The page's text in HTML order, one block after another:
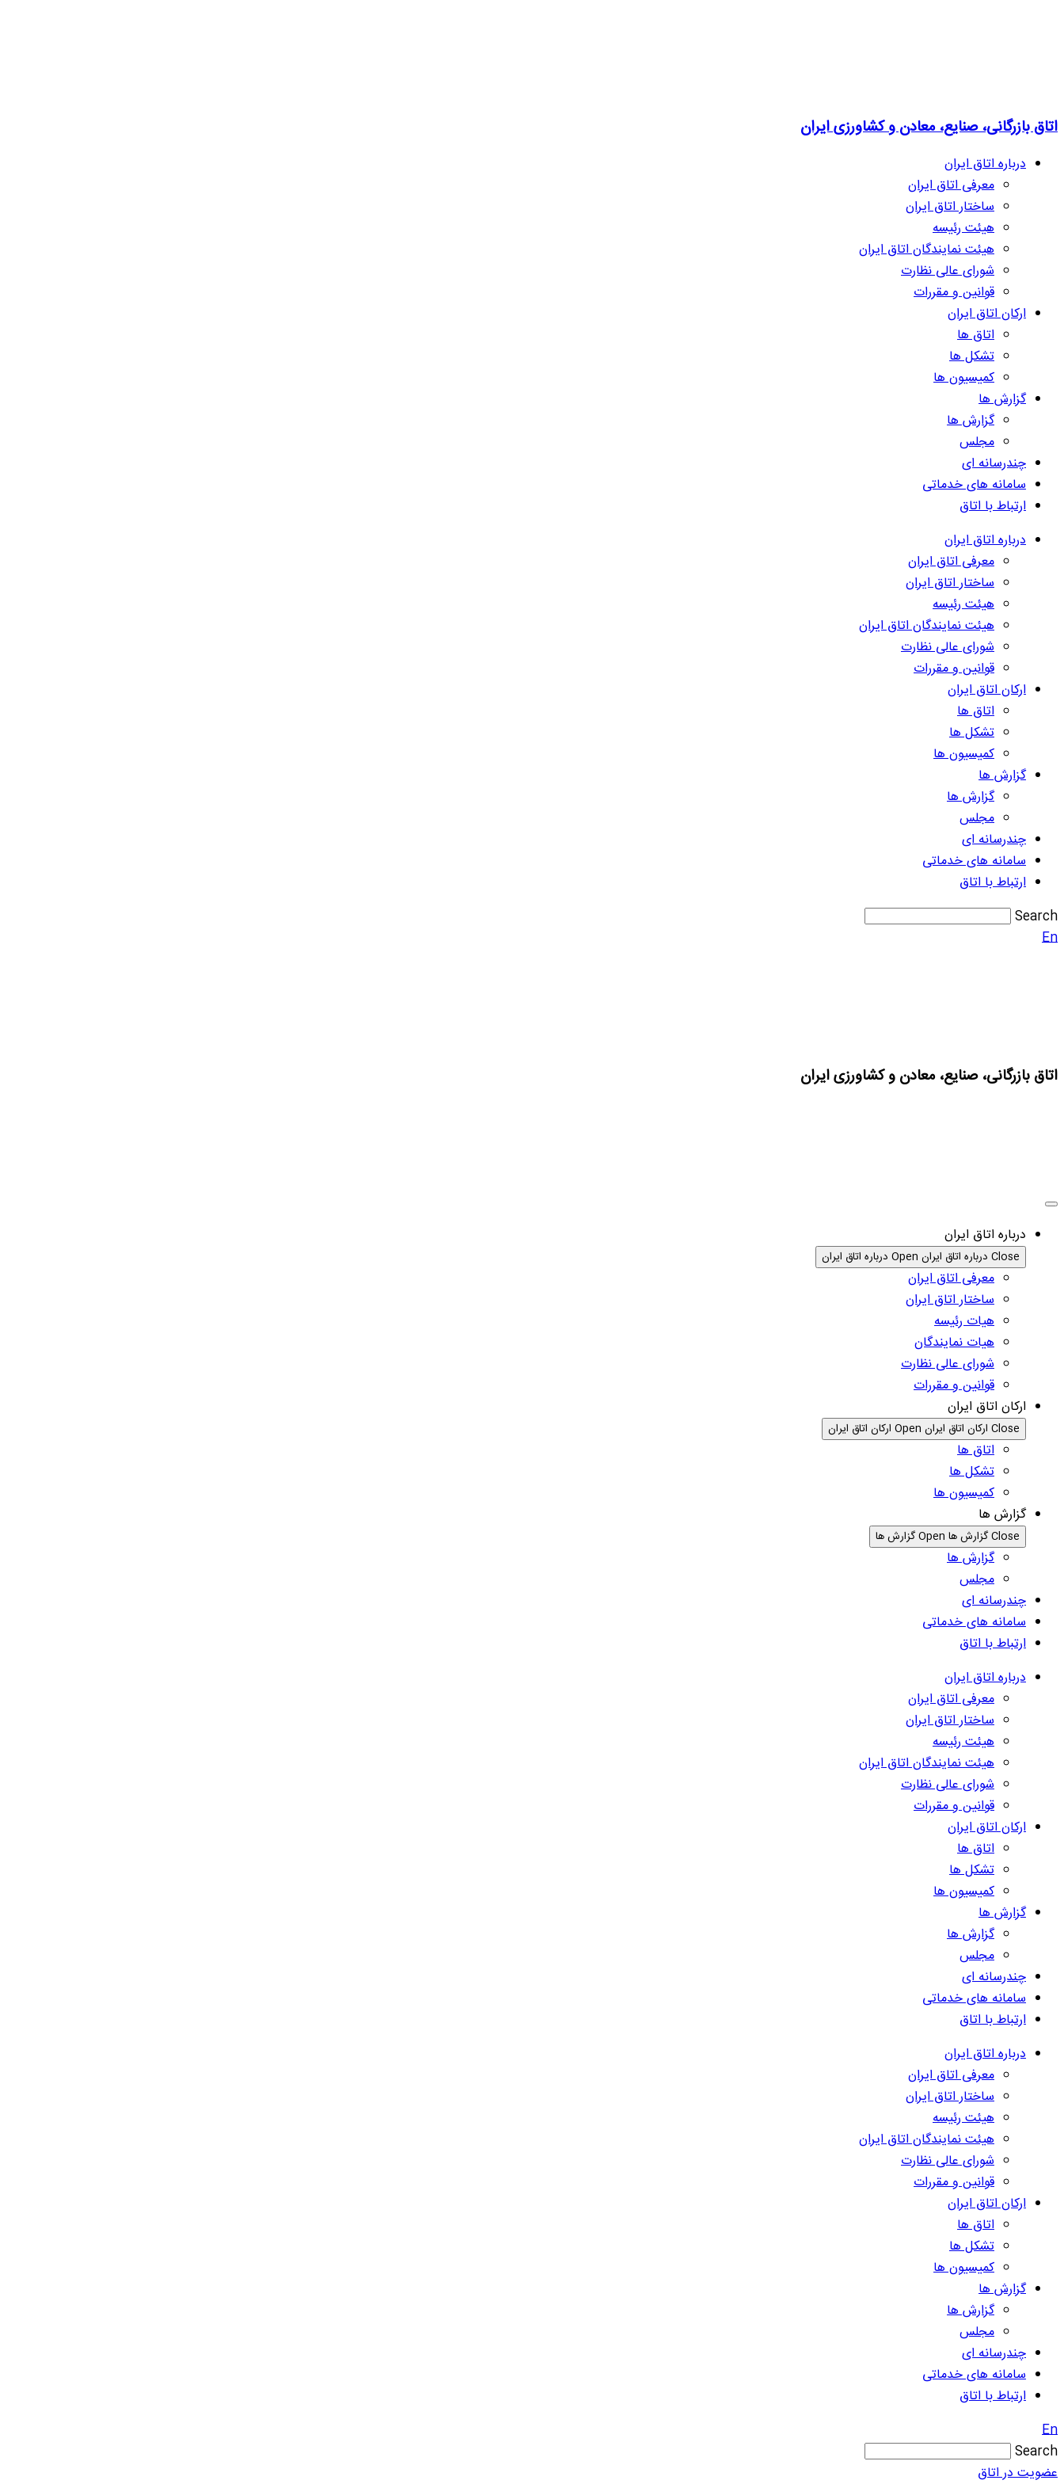
اتاق بازرگانی، صنایع، معادن و کشاورزی ایران
درباره اتاق ایران
معرفی اتاق ایران
ساختار اتاق ایران
هیئت رئیسه
هیئت نمایندگان اتاق ایران
شورای عالی نظارت
قوانین و مقررات
ارکان اتاق ایران
اتاق ها
تشکل ها
کمیسیون ها
گزارش ها
گزارش ها
مجلس
چندرسانه ای
سامانه های خدماتی
ارتباط با اتاق
درباره اتاق ایران
معرفی اتاق ایران
ساختار اتاق ایران
هیئت رئیسه
هیئت نمایندگان اتاق ایران
شورای عالی نظارت
قوانین و مقررات
ارکان اتاق ایران
اتاق ها
تشکل ها
کمیسیون ها
گزارش ها
گزارش ها
مجلس
چندرسانه ای
سامانه های خدماتی
ارتباط با اتاق
Search
En
اتاق بازرگانی، صنایع، معادن و کشاورزی ایران
درباره اتاق ایران
Close درباره اتاق ایران Open درباره اتاق ایران
معرفی اتاق ایران
ساختار اتاق ایران
هیات رئیسه
هیات نمایندگان
شورای عالی نظارت
قوانین و مقررات
ارکان اتاق ایران
Close ارکان اتاق ایران Open ارکان اتاق ایران
اتاق ها
تشکل ها
کمیسیون ها
گزارش ها
Close گزارش ها Open گزارش ها
گزارش ها
مجلس
چندرسانه ای
سامانه های خدماتی
ارتباط با اتاق
درباره اتاق ایران
معرفی اتاق ایران
ساختار اتاق ایران
هیئت رئیسه
هیئت نمایندگان اتاق ایران
شورای عالی نظارت
قوانین و مقررات
ارکان اتاق ایران
اتاق ها
تشکل ها
کمیسیون ها
گزارش ها
گزارش ها
مجلس
چندرسانه ای
سامانه های خدماتی
ارتباط با اتاق
درباره اتاق ایران
معرفی اتاق ایران
ساختار اتاق ایران
هیئت رئیسه
هیئت نمایندگان اتاق ایران
شورای عالی نظارت
قوانین و مقررات
ارکان اتاق ایران
اتاق ها
تشکل ها
کمیسیون ها
گزارش ها
گزارش ها
مجلس
چندرسانه ای
سامانه های خدماتی
ارتباط با اتاق
En
Search
عضویت در اتاق